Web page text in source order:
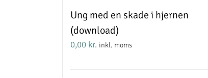
Ung med en skade i hjernen
(download)
0,00 kr. inkl. moms